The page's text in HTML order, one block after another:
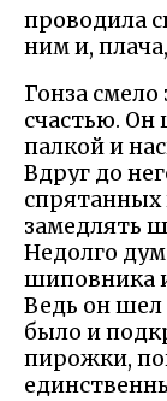
проводила
ним и,
Гонза смело
счастью. Он
палкой и
Вдруг до
спрятанных
замедлять
Недолго
шиповника
Ведь он
было и
пирожки,